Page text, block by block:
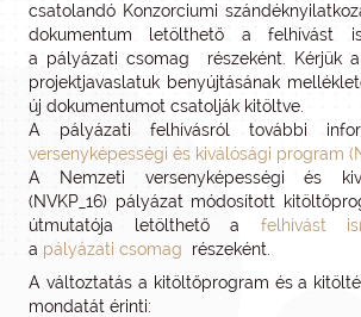
csatolandó Konzorciumi
dokumentum letölthető a felhívást
a pályázati csomag részeként. Kérjük
projektjavaslatuk benyújtásának
új dokumentumot csatolják kitöltve.
A pályázati felhívásról további
versenyképességi és kiválósági program
A Nemzeti versenyképességi és
(NVKP_16) pályázat módosított
útmutatója letölthető a felhívást
a pályázati csomag részeként.
A változtatás a kitöltőprogram és a
mondatát érinti: